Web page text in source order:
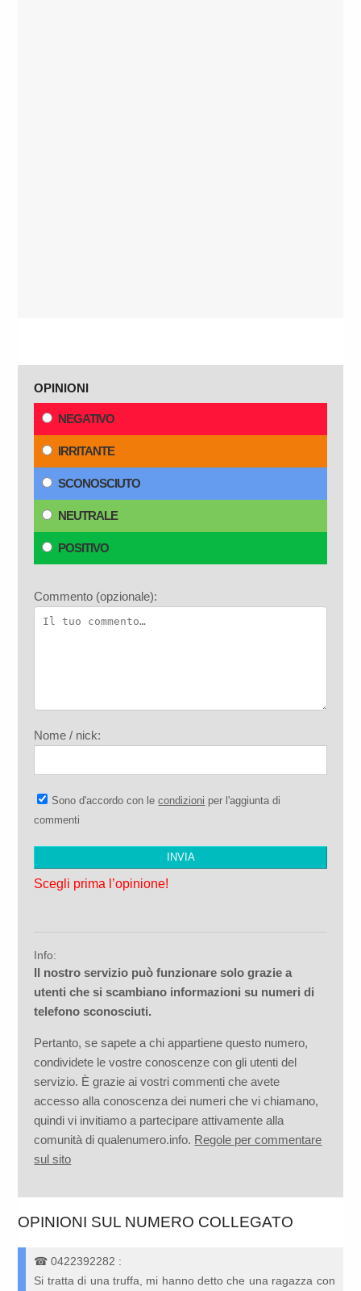
OPINIONI
NEGATIVO
IRRITANTE
SCONOSCIUTO
NEUTRALE
POSITIVO
Commento (opzionale):
Nome / nick:
Sono d'accordo con lecondizioni per l'aggiunta di
commenti
Scegli prima l’opinione!
Info:
Il nostro servizio può funzionare solo grazie a
utenti che si scambiano informazioni su numeri di
telefono sconosciuti.
Pertanto, se sapete a chi appartiene questo numero,
condividete le vostre conoscenze con gli utenti del
servizio. È grazie ai vostri commenti che avete
accesso alla conoscenza dei numeri che vi chiamano,
quindi vi invitiamo a partecipare attivamente alla
comunità di qualenumero.info. Regole per commentare
sul sito
OPINIONI SUL NUMERO COLLEGATO
☎0422392282 :
Si tratta di una truffa, mi hanno detto che una ragazza con